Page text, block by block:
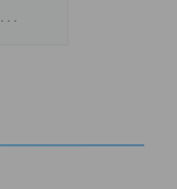
dedicada